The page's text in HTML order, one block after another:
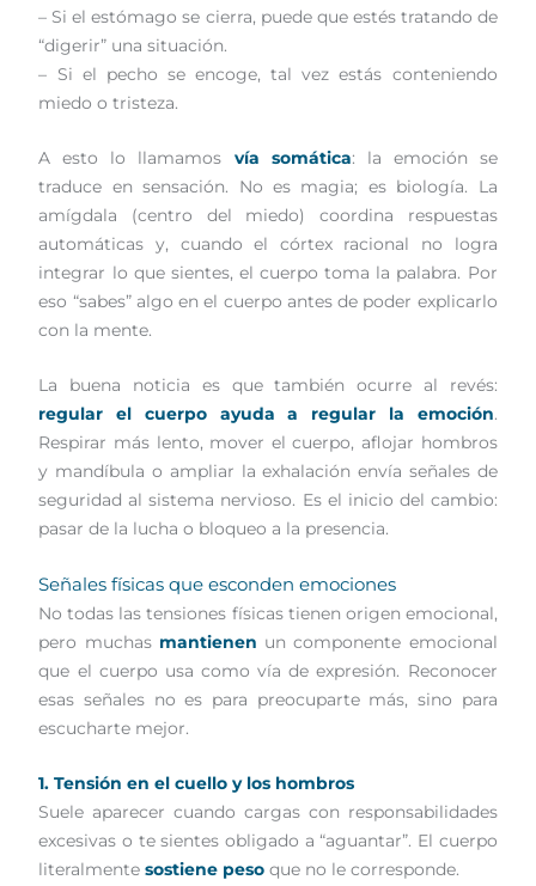
– Si el estómago se cierra, puede que estés tratando de
“digerir” una situación.
– Si el pecho se encoge, tal vez estás conteniendo
miedo o tristeza.
A esto lo llamamos vía somática: la emoción se
traduce en sensación. No es magia; es biología. La
amígdala (centro del miedo) coordina respuestas
automáticas y, cuando el córtex racional no logra
integrar lo que sientes, el cuerpo toma la palabra. Por
eso “sabes” algo en el cuerpo antes de poder explicarlo
con la mente.
La buena noticia es que también ocurre al revés:
regular el cuerpo ayuda a regular la emoción.
Respirar más lento, mover el cuerpo, aflojar hombros
y mandíbula o ampliar la exhalación envía señales de
seguridad al sistema nervioso. Es el inicio del cambio:
pasar de la lucha o bloqueo a la presencia.
Señales físicas que esconden emociones
No todas las tensiones físicas tienen origen emocional,
pero muchas mantienen un componente emocional
que el cuerpo usa como vía de expresión. Reconocer
esas señales no es para preocuparte más, sino para
escucharte mejor.
1. Tensión en el cuello y los hombros
Suele aparecer cuando cargas con responsabilidades
excesivas o te sientes obligado a “aguantar”. El cuerpo
literalmentesostiene peso que no le corresponde.